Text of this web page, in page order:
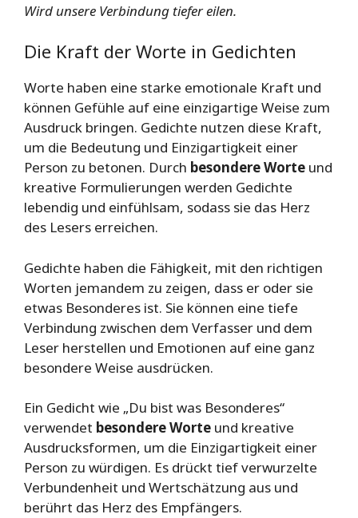
Wird unsere Verbindung tiefer eilen.
Die Kraft der Worte in Gedichten
Worte haben eine starke emotionale Kraft und
können Gefühle auf eine einzigartige Weise zum
Ausdruck bringen. Gedichte nutzen diese Kraft,
um die Bedeutung und Einzigartigkeit einer
Person zu betonen. Durch besondere Worte und
kreative Formulierungen werden Gedichte
lebendig und einfühlsam, sodass sie das Herz
des Lesers erreichen.
Gedichte haben die Fähigkeit, mit den richtigen
Worten jemandem zu zeigen, dass er oder sie
etwas Besonderes ist. Sie können eine tiefe
Verbindung zwischen dem Verfasser und dem
Leser herstellen und Emotionen auf eine ganz
besondere Weise ausdrücken.
Ein Gedicht wie „Du bist was Besonderes“
verwendet besondere Worte und kreative
Ausdrucksformen, um die Einzigartigkeit einer
Person zu würdigen. Es drückt tief verwurzelte
Verbundenheit und Wertschätzung aus und
berührt das Herz des Empfängers.